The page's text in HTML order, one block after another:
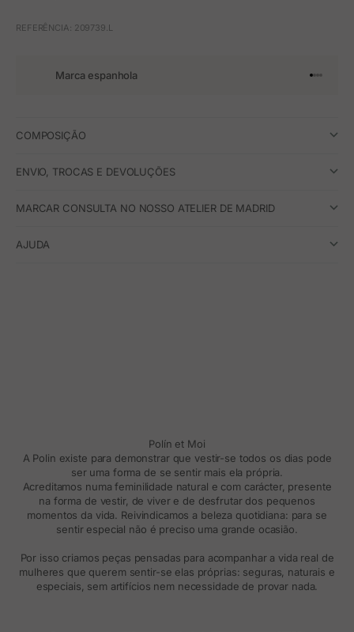
REFERÊNCIA: 209739.L
Marca espanhola Ir para o
Ir para
Ir para
Ir para
COMPOSIÇÃO
ENVIO, TROCAS E DEVOLUÇÕES
MARCAR CONSULTA NO NOSSO ATELIER DE MADRID
AJUDA
Polín et Moi
A Polin existe para demonstrar que vestir-se todos os dias pode
ser uma forma de se sentir mais ela própria.
Acreditamos numa feminilidade natural e com carácter, presente
na forma de vestir, de viver e de desfrutar dos pequenos
momentos da vida. Reivindicamos a beleza quotidiana: para se
sentir especial não é preciso uma grande ocasião.
Por isso criamos peças pensadas para acompanhar a vida real de
mulheres que querem sentir-se elas próprias: seguras, naturais e
especiais, sem artifícios nem necessidade de provar nada.